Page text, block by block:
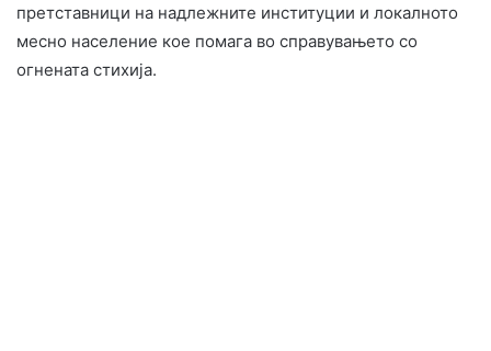
претставници на надлежните институции и локалното
месно население кое помага во справувањето со
огнената стихија.